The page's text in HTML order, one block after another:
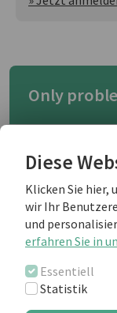
Diese
Klicken Sie hier,
wir Ihr
und
erfahren Sie in
Essentiell
Statistik
Only
Haben Sie
viele andere
ein Problem zu
für Sie parat.